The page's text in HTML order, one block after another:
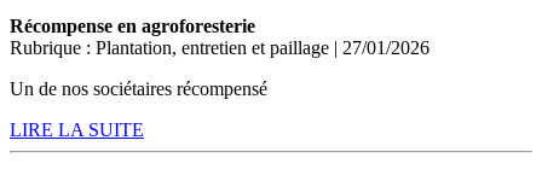
Récompense en agroforesterie
Rubrique : Plantation, entretien et paillage | 27/01/2026
Un de nos sociétaires récompensé
LIRE LA SUITE